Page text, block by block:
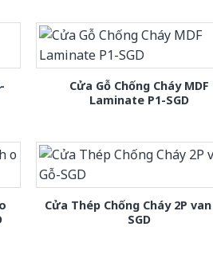
Cửa Gỗ Chống Cháy MDF
Laminate P1-SGD
Cửa Thép Chống Cháy 2P
SGD